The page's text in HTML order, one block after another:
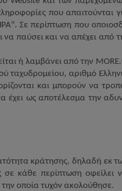
που
Σε περίπτωση που
και να απέχει από
ή λαμβάνει από την MORE.
ταχυδρομείου, αριθμό
και μπορούν να
έχει ως αποτέλεσμα την
κράτησης, δηλαδή εκ
κάθε περίπτωση οφείλει
οποία τυχόν ακολούθησε.